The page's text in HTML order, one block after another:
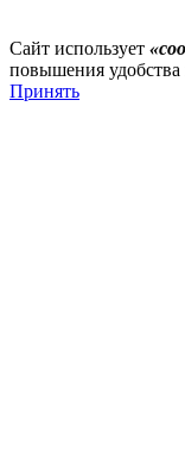
Сайт использует
повышения удобства
Принять